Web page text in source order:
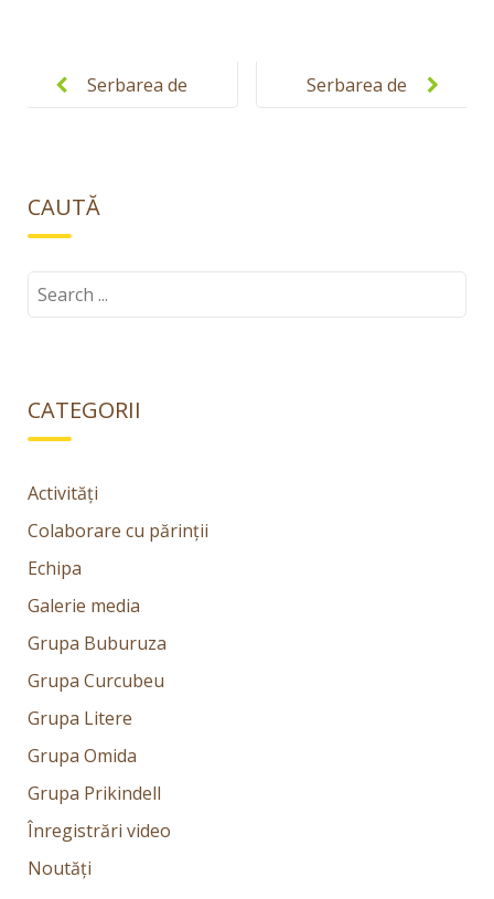
navigationSerbarea de
Serbarea de
CAUTĂ
Search
CATEGORII
Activități
Colaborare cu părinții
Echipa
Galerie media
Grupa Buburuza
Grupa Curcubeu
Grupa Litere
Grupa Omida
Grupa Prikindell
Înregistrări video
Noutăți